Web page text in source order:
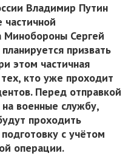
Владимир Путин
частичной
Минобороны Сергей
призвать
этом частичная
кто уже проходит
Перед отправкой
военные службу,
проходить
с учётом
операции.